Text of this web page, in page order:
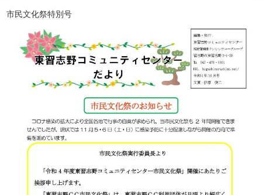
市民文化祭特別号